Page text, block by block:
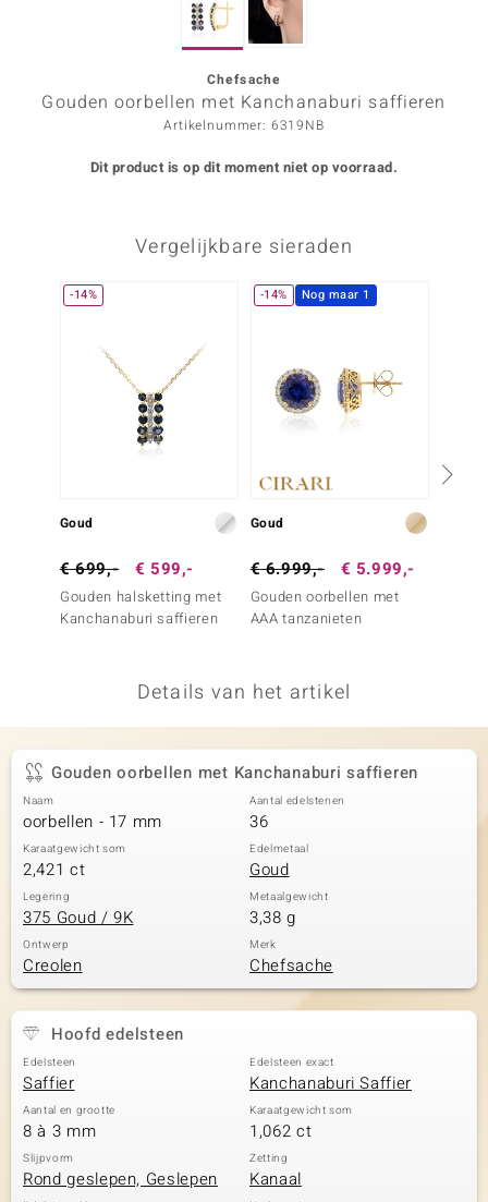
Designs
Chefsache
Gouden oorbellen met Kanchanaburi saffieren
Artikelnummer: 6319NB
Dit product is op dit moment niet op voorraad.
Vergelijkbare sieraden
-14%
Goud
€ 699,- € 599,-
Gouden halsketting met
Kanchanaburi saffieren
-14% Nog maar 1
Goud
€ 6.999,- € 5.999,-
Gouden oorbellen met
AAA tanzanieten
Details van het artikel
Gouden oorbellen met Kanchanaburi saffieren
Naam
oorbellen - 17 mm
Aantal edelstenen
36
Karaatgewicht som
2,421 ct
Edelmetaal
Goud
Legering
375 Goud / 9K
Metaalgewicht
3,38 g
Ontwerp
Creolen
Merk
Chefsache
Hoofd edelsteen
Edelsteen
Saffier
Edelsteen exact
Kanchanaburi Saffier
Aantal en grootte
8 à 3 mm
Karaatgewicht som
1,062 ct
Slijpvorm
Rond geslepen, Geslepen
Zetting
Kanaal